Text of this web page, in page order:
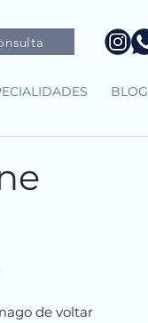
BLOG
de voltar